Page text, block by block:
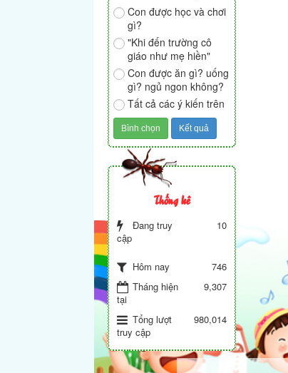
Con được học và chơi
gì?
"Khi đến trường cô
giáo như mẹ hiền"
Con được ăn gì? uống
gì? ngủ ngon không?
Tất cả các ý kiến trên
Thống kê
Đang truy
cập
10
Hôm nay
746
Tháng hiện
tại
9,307
Tổng lượt
truy cập
980,014